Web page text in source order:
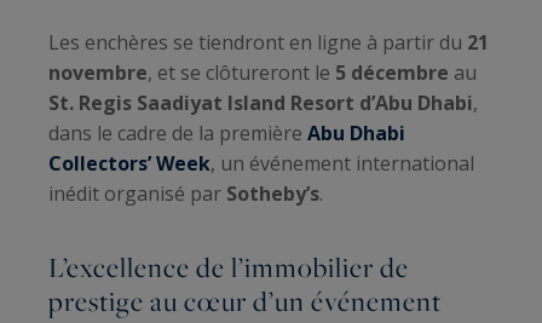
Les enchères se tiendront en ligne à partir du 21
novembre, et se clôtureront le 5 décembre au
St. Regis Saadiyat Island Resort d’Abu Dhabi,
dans le cadre de la première Abu Dhabi
Collectors’ Week, un événement international
inédit organisé par Sotheby’s.
L’excellence de l’immobilier de
prestige au cœur d’un événement